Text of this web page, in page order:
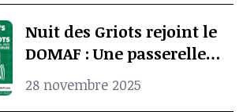
mémoire culturelle
africaine
Nuit des Griots rejoint le
DOMAF : Une passerelle
entre Douala et Marseille
28 novembre 2025